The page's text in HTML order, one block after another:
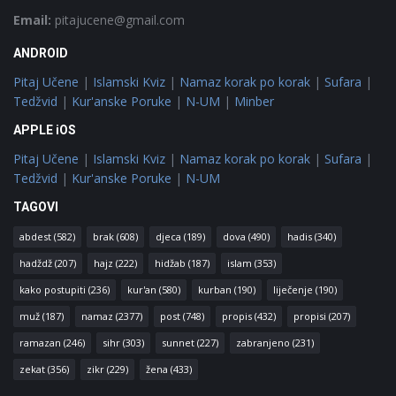
Email: pitajucene@gmail.com
ANDROID
Pitaj Učene | Islamski Kviz | Namaz korak po korak | Sufara |
Tedžvid | Kur'anske Poruke | N-UM | Minber
APPLE iOS
Pitaj Učene | Islamski Kviz | Namaz korak po korak | Sufara |
Tedžvid | Kur'anske Poruke | N-UM
TAGOVI
abdest (582) brak (608) djeca (189) dova (490) hadis (340)
hadždž (207) hajz (222) hidžab (187) islam (353)
kako postupiti (236) kur'an (580) kurban (190) liječenje (190)
muž (187) namaz (2377) post (748) propis (432) propisi (207)
ramazan (246) sihr (303) sunnet (227) zabranjeno (231)
zekat (356) zikr (229) žena (433)